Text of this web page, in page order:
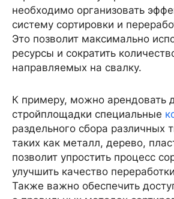
необходимо организовать
систему сортировки и
Это позволит максимально
ресурсы и сократить
направляемых на свалку.
К примеру, можно арендовать
стройплощадки специальные
раздельного сбора различных
таких как металл, дерево,
позволит упростить процесс
улучшить качество
Также важно обеспечить